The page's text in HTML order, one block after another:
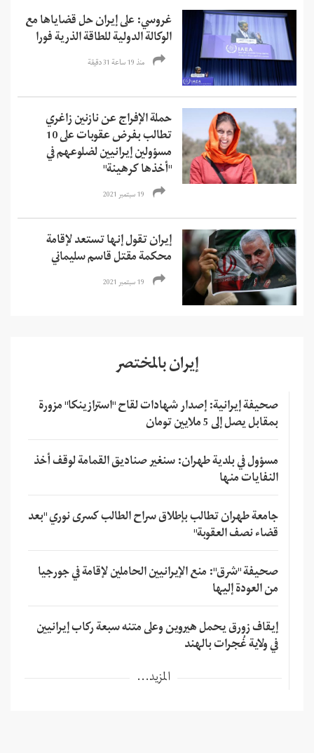
غروسي: على إيران حل قضاياها مع
الوكالة الدولية للطاقة الذرية فورا
منذ 19 ساعة 31 دقیقة
حملة الإفراج عن نازنين زاغري
تطالب بفرض عقوبات على 10
مسؤولين إيرانيين لضلوعهم في
"أخذها كرهينة"
19 سبتمبر 2021
إيران تقول إنها تستعد لإقامة
محكمة مقتل قاسم سليماني
19 سبتمبر 2021
إيران بالمختصر
صحيفة إيرانية: إصدار شهادات لقاح "استرازينكا" مزورة
بمقابل يصل إلى 5 ملايين تومان
مسؤول في بلدية طهران: سنغير صناديق القمامة لوقف أخذ
النفايات منها
جامعة طهران تطالب بإطلاق سراح الطالب كسرى نوري "بعد
قضاء نصف العقوبة"
صحيفة "شرق": منع الإيرانيين الحاملين لإقامة في جورجيا
من العودة إليها
إيقاف زورق يحمل هيروين وعلى متنه سبعة ركاب إيرانيين
في ولاية غُجرات بالهند
المزيد...